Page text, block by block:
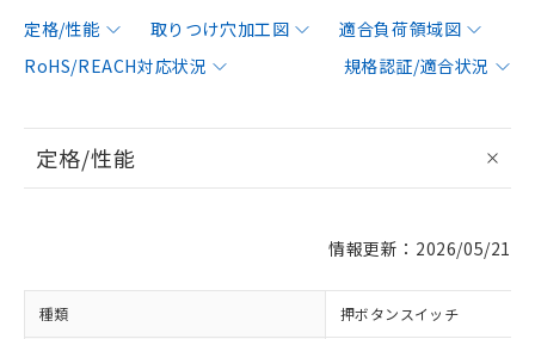
定格/性能 取りつけ穴加工図
適合負荷領域図
RoHS/REACH対応状況
規格認証/適合状況
定格/性能
情報更新：2026/05/21
種類 押ボタンスイッチ